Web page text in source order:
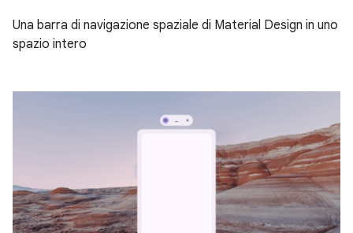
Una barra di navigazione spaziale di Material Design in uno
spazio intero